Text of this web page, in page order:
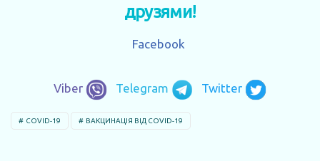
друзями!
Facebook
Viber Telegram Twitter
COVID-19 ВАКЦИНАЦІЯ ВІД COVID-19